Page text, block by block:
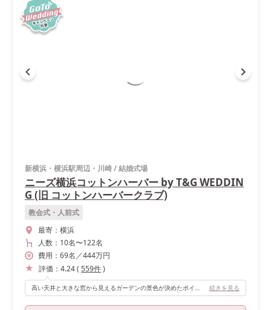
新横浜・横浜駅周辺・川崎/結婚式場
ニーズ横浜コットンハーバー by T&G WEDDIN
G (旧 コットンハーバークラブ)
教会式・人前式
最寄： 横浜
人数： 10名〜122名
費用： 69名 ／444万円
評価： 4.24( 559件)
高い天井と大きな窓から見えるガーデンの景色が決めたポイントです！ ホワイトとダークブラウンを基調としたシックなバンケットなので、高砂後ろに装花を追加した事で華やかになりました！ 続きを見る